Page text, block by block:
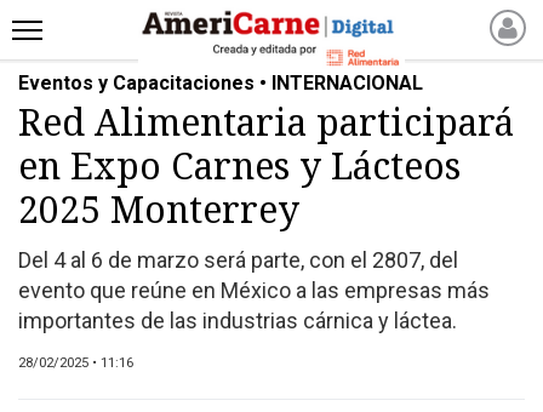
INICIO
NOTICIAS RECIENTES
NOTICIAS
ARTICULOS
PROCESO
PRODUCTO
Eventos y Capacitaciones • INTERNACIONAL
Red Alimentaria participará
en Expo Carnes y Lácteos
2025 Monterrey
Del 4 al 6 de marzo será parte, con el 2807, del
evento que reúne en México a las empresas más
importantes de las industrias cárnica y láctea.
28/02/2025 • 11:16